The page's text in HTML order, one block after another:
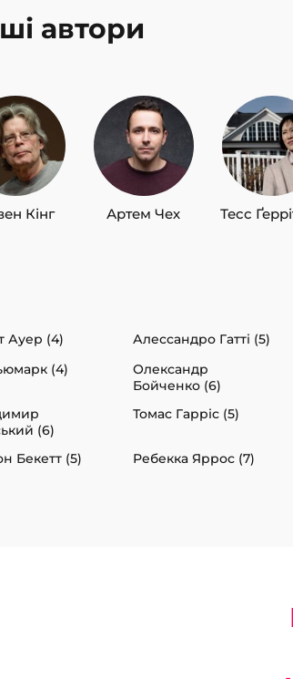
автори
Кінг Артем Чех Тесс
Ауер (4) Алессандро Гатті (5)
(4)
Олександр
Бойченко (6)
(6)
Томас Гарріс (5)
Бекетт (5) Ребекка Яррос (7)